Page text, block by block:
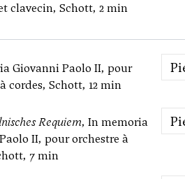
clavecin, Schott, 2 min
Giovanni Paolo II, pour
cordes, Schott, 12 min
Requiem, In memoria
II, pour orchestre à
7 min